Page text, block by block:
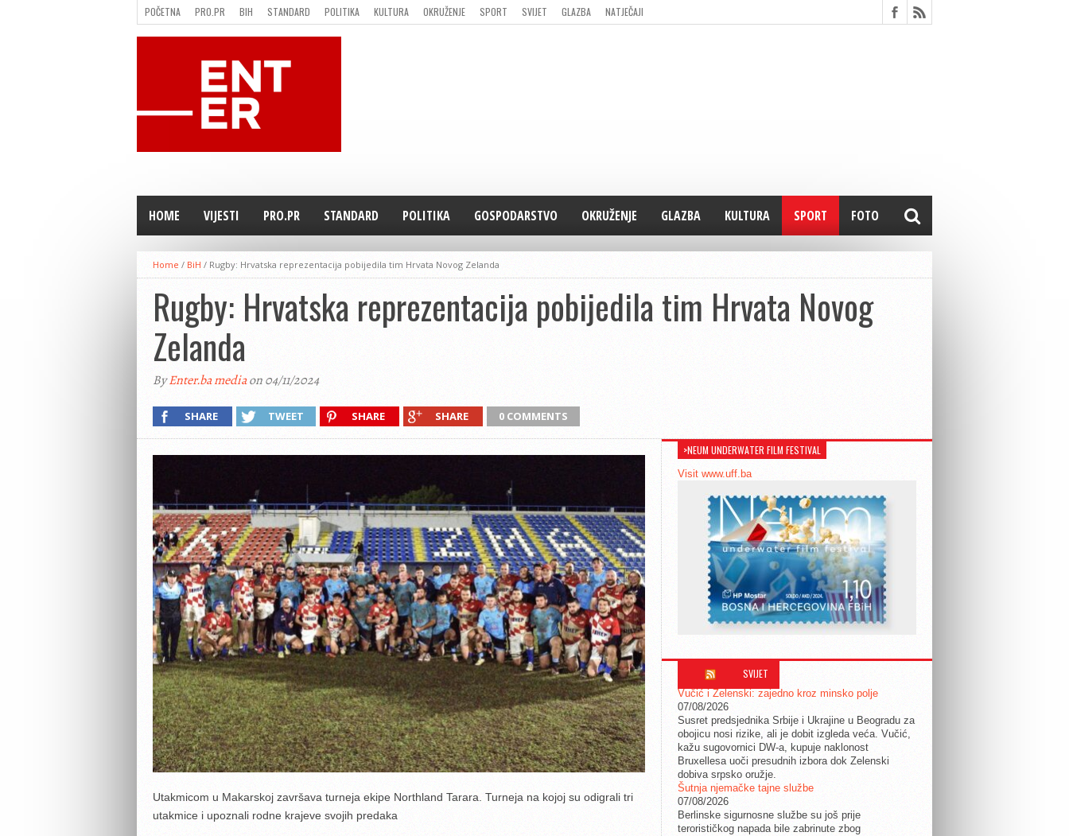
POČETNA PRO.PR BIH STANDARD POLITIKA KULTURA OKRUŽENJE SPORT SVIJET GLAZBA
NATJEČAJI
FILMING LOCATION IN BH
KONTAKT
HOME VIJESTI PRO.PR STANDARD POLITIKA GOSPODARSTVO OKRUŽENJE GLAZBA KULTURA SPORT FOTO
Home / BiH / Rugby: Hrvatska reprezentacija pobijedila tim Hrvata Novog Zelanda
Rugby: Hrvatska reprezentacija pobijedila tim Hrvata Novog
Zelanda
ByEnter.ba mediaon 04/11/2024
SHARE TWEET SHARE SHARE 0 COMMENTS
Utakmicom u Makarskoj završava turneja ekipe Northland Tarara. Turneja na kojoj su odigrali tri
utakmice i upoznali rodne krajeve svojih predaka
>NEUM UNDERWATER FILM FESTIVAL
Visit www.uff.ba
SVIJET
Vučić i Zelenski: zajedno kroz minsko polje
07/08/2026
Susret predsjednika Srbije i Ukrajine u Beogradu za
obojicu nosi rizike, ali je dobit izgleda veća. Vučić,
kažu sugovornici DW-a, kupuje naklonost
Bruxellesa uoči presudnih izbora dok Zelenski
dobiva srpsko oružje.
Šutnja njemačke tajne službe
07/08/2026
Berlinske sigurnosne službe su još prije
terorističkog napada bile zabrinute zbog